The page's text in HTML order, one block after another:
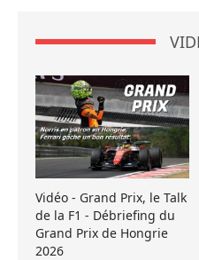
Vidéo - Grand Prix, le Talk
de la F1 - Débriefing du
Grand Prix de Hongrie
2026